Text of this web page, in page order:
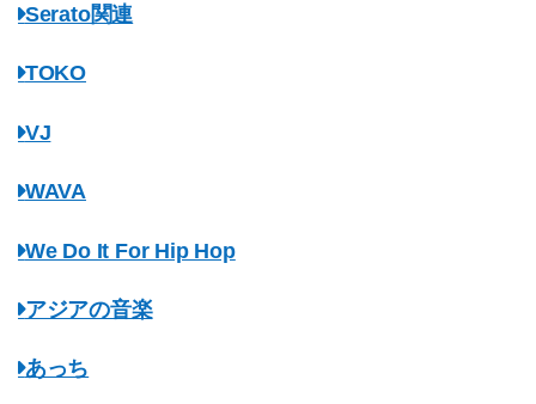
Serato関連
TOKO
VJ
WAVA
We Do It For Hip Hop
アジアの音楽
あっち